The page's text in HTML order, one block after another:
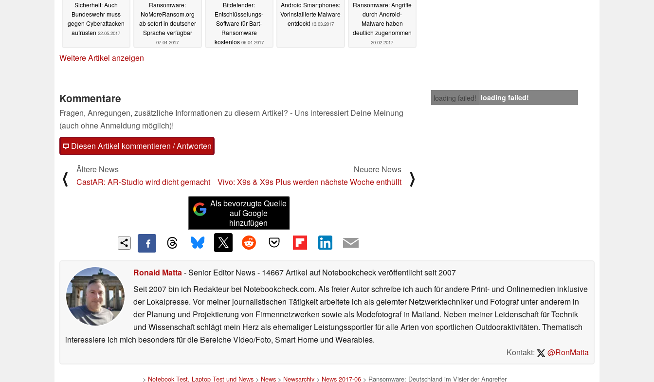
Sicherheit: Auch
Bundeswehr muss
gegen Cyberattacken
aufrüsten 22.05.2017
Ransomware:
NoMoreRansom.org
ab sofort in deutscher
Sprache verfügbar
07.04.2017
Bitdefender:
Entschlüsselungs-
Software für Bart-
Ransomware
kostenlos 06.04.2017
Android Smartphones:
Vorinstallierte Malware
entdeckt 13.03.2017
Ransomware: Angriffe
durch Android-
Malware haben
deutlich zugenommen
20.02.2017
Weitere Artikel anzeigen
loading failed! loading failed!
Kommentare
Fragen, Anregungen, zusätzliche Informationen zu diesem Artikel? - Uns interessiert Deine Meinung
(auch ohne Anmeldung möglich)!
Diesen Artikel kommentieren / Antworten
⟨
Ältere News
CastAR: AR-Studio wird dicht gemacht
Neuere News
Vivo: X9s & X9s Plus werden nächste Woche enthüllt
⟩
Als bevorzugte Quelle
auf Google
hinzufügen
Ronald Matta- Senior Editor News- 14667 Artikel auf Notebookcheck veröffentlichtseit 2007
Seit 2007 bin ich Redakteur bei Notebookcheck.com. Als freier Autor schreibe ich auch für andere Print- und Onlinemedien inklusive
der Lokalpresse. Vor meiner journalistischen Tätigkeit arbeitete ich als gelernter Netzwerktechniker und Fotograf unter anderem in
der Planung und Projektierung von Firmennetzwerken sowie als Modefotograf in Mailand. Neben meiner Leidenschaft für Technik
und Wissenschaft schlägt mein Herz als ehemaliger Leistungssportler für alle Arten von sportlichen Outdooraktivitäten. Thematisch
interessiere ich mich besonders für die Bereiche Video/Foto, Smart Home und Wearables.
Kontakt:
@RonMatta
> Notebook Test, Laptop Test und News > News > Newsarchiv > News 2017-06 > Ransomware: Deutschland im Visier der Angreifer